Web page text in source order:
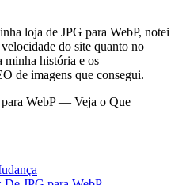
loja de JPG para WebP, notei
do site quanto no
minha história e os
de imagens que consegui.